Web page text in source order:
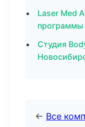
Laser Med
программы
Студия
← Все